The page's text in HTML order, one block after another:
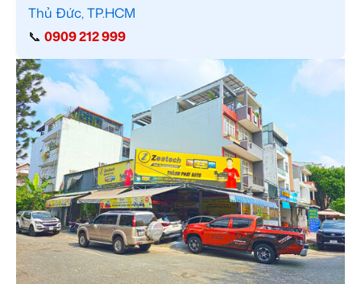
Thủ Đức, TP.HCM
📞 0909 212 999